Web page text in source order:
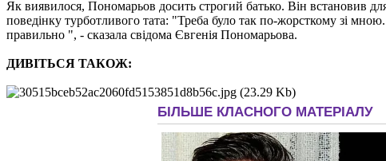
Як виявилося, Пономарьов досить строгий батько. Він встановив
поведінку турботливого тата: "Треба було так по-жорсткому зі
правильно ", - сказала свідома Євгенія Пономарьова.
ДИВІТЬСЯ ТАКОЖ: